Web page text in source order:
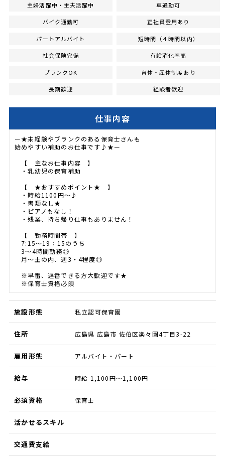
主婦活躍中・主夫活躍中 車通勤可
バイク通勤可 正社員登用あり
パートアルバイト 短時間（４時間以内）
社会保険完備 有給消化率高
ブランクOK 育休・産休制度あり
長期歓迎 経験者歓迎
仕事内容
ー★未経験やブランクのある保育士さんも
始めやすい補助のお仕事です♪★ー
【 主なお仕事内容 】
・乳幼児の保育補助
【 ★おすすめポイント★ 】
・時給1100円～♪
・書類なし★
・ピアノもなし！
・残業、持ち帰り仕事もありません！
【 勤務時間帯 】
7:15～19：15のうち
3～4時間勤務◎
月～土の内、週3・4程度◎
※早番、遅番できる方大歓迎です★
※保育士資格必須
施設形態 私立認可保育園
住所 広島県 広島市 佐伯区楽々園4丁目3-22
雇用形態 アルバイト・パート
給与 時給 1,100円～1,100円
必須資格 保育士
活かせるスキル
交通費支給